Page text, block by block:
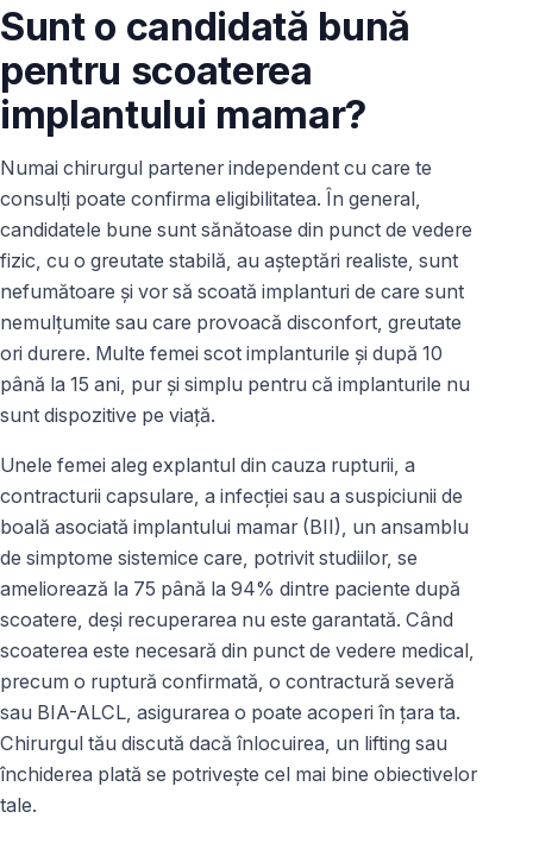
Sunt o candidată bună
pentru scoaterea
implantului mamar?
Numai chirurgul partener independent cu care te
consulți poate confirma eligibilitatea. În general,
candidatele bune sunt sănătoase din punct de vedere
fizic, cu o greutate stabilă, au așteptări realiste, sunt
nefumătoare și vor să scoată implanturi de care sunt
nemulțumite sau care provoacă disconfort, greutate
ori durere. Multe femei scot implanturile și după 10
până la 15 ani, pur și simplu pentru că implanturile nu
sunt dispozitive pe viață.
Unele femei aleg explantul din cauza rupturii, a
contracturii capsulare, a infecției sau a suspiciunii de
boală asociată implantului mamar (BII), un ansamblu
de simptome sistemice care, potrivit studiilor, se
ameliorează la 75 până la 94% dintre paciente după
scoatere, deși recuperarea nu este garantată. Când
scoaterea este necesară din punct de vedere medical,
precum o ruptură confirmată, o contractură severă
sau BIA-ALCL, asigurarea o poate acoperi în țara ta.
Chirurgul tău discută dacă înlocuirea, un lifting sau
închiderea plată se potrivește cel mai bine obiectivelor
tale.